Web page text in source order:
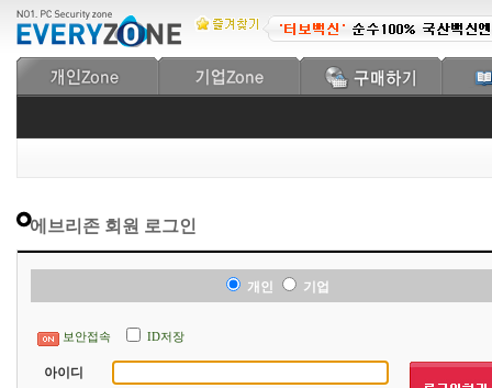
에브리존 회원 로그인
개인 기업
보안접속 ID저장
아이디